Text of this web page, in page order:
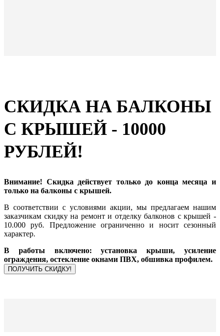
СКИДКА НА БАЛКОНЫ
С КРЫШЕЙ - 10000
РУБЛЕЙ!
Внимание! Скидка действует только до конца месяца и
только на балконы с крышей.
В соответствии с условиями акции, мы предлагаем нашим
заказчикам скидку на ремонт и отделку балконов с крышей -
10.000 руб. Предложение ограниченно и носит сезонный
характер.
В работы включено: установка крыши, усиление
ограждения, остекление окнами ПВХ, обшивка профилем.
ПОЛУЧИТЬ СКИДКУ!